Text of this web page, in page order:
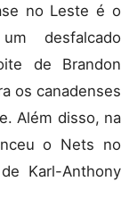
no Leste é o
desfalcado
de Brandon
os canadenses
Além disso, na
o Nets no
Karl-Anthony